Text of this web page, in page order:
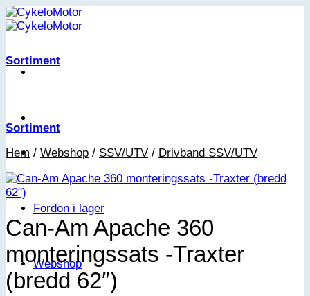
Skip
to
Fordon i lager
Webshop
Sortiment
Sortiment
Hem / Webshop / SSV/UTV / Drivband SSV/UTV
Can-Am Apache 360
monteringssats -Traxter
(bredd 62″)